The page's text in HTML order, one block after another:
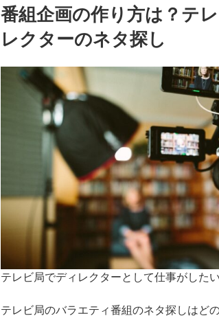
稿
日:
番組企画の作り方は？テ
レクターのネタ探し
テレビ局でディレクターとして仕事がしたい
テレビ局のバラエティ番組のネタ探しはど